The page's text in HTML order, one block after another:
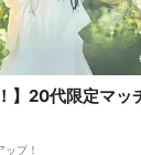
】20代限定マッ
プ！